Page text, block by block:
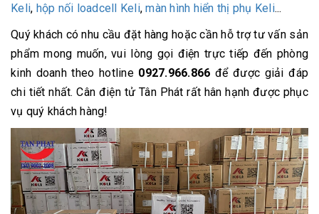
Keli, hộp nối loadcell Keli,màn hình hiển thị phụ Keli...
Quý khách có nhu cầu đặt hàng hoặc cần hỗ trợ tư vấn sản
phẩm mong muốn, vui lòng gọi điện trực tiếp đến phòng
kinh doanh theo hotline 0927.966.866 để được giải đáp
chi tiết nhất. Cân điện tử Tân Phát rất hân hạnh được phục
vụ quý khách hàng!